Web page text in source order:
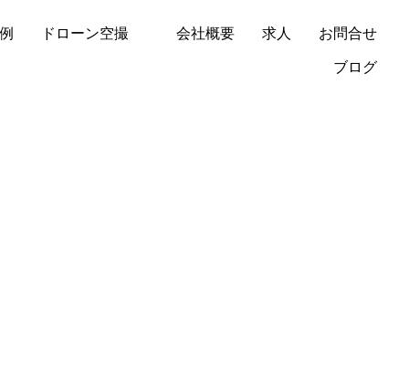
ドローン空撮 会社概要 求人
お問合せ
ブログ